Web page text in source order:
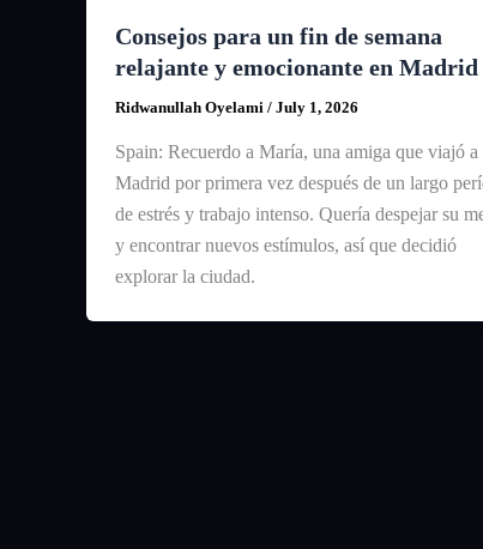
Consejos para un fin de semana
relajante y emocionante en Madrid
Ridwanullah Oyelami / July 1, 2026
Spain: Recuerdo a María, una amiga que viajó a
Madrid por primera vez después de un largo
de estrés y trabajo intenso. Quería despejar su
y encontrar nuevos estímulos, así que decidió
explorar la ciudad.